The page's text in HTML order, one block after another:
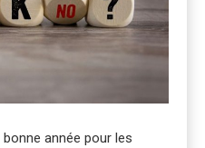
année pour les